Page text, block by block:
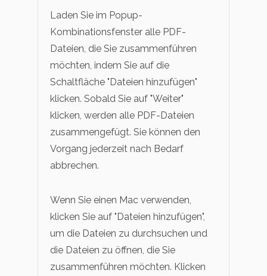
Laden Sie im Popup-
Kombinationsfenster alle PDF-
Dateien, die Sie zusammenführen
möchten, indem Sie auf die
Schaltfläche "Dateien hinzufügen"
klicken. Sobald Sie auf "Weiter"
klicken, werden alle PDF-Dateien
zusammengefügt. Sie können den
Vorgang jederzeit nach Bedarf
abbrechen.
Wenn Sie einen Mac verwenden,
klicken Sie auf "Dateien hinzufügen",
um die Dateien zu durchsuchen und
die Dateien zu öffnen, die Sie
zusammenführen möchten. Klicken